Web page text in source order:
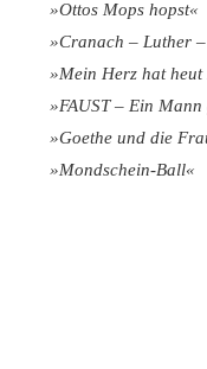
»Ottos Mops hopst«
»Cranach – Luther
»Mein Herz hat heut
»FAUST – Ein
»Goethe und die
»Mondschein-Ball«